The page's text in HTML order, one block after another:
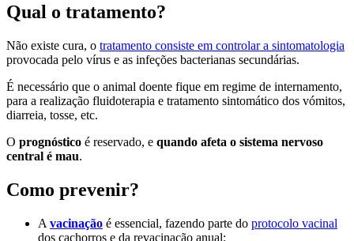
Qual o tratamento?
Não existe cura, o tratamento consiste em controlar a sintomatologia
provocada pelo vírus e as infeções bacterianas secundárias.
É necessário que o animal doente fique em regime de internamento,
para a realização fluidoterapia e tratamento sintomático dos vómitos,
diarreia, tosse, etc.
O prognóstico é reservado, e quando afeta o sistema nervoso
central é mau.
Como prevenir?
A vacinação é essencial, fazendo parte do protocolo vacinal
dos cachorros e da revacinação anual;